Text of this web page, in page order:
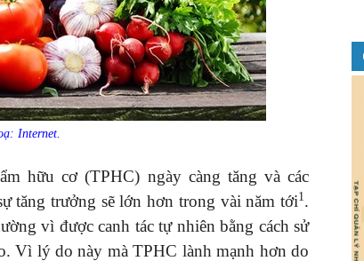
nước
Internet.
hữu cơ (TPHC) ngày càng tăng và các
tăng trưởng sẽ lớn hơn trong vài năm tới1.
vì được canh tác tự nhiên bằng cách sử
Vì lý do này mà TPHC lành mạnh hơn do